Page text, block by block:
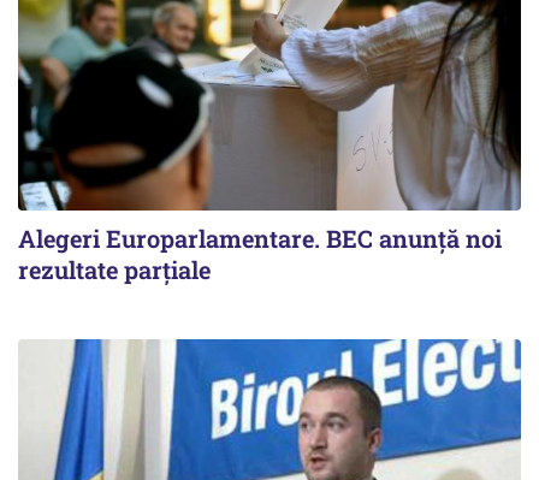
Alegeri Europarlamentare. BEC anunţă noi
rezultate parţiale